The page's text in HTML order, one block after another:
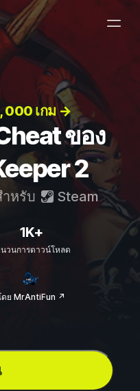
000 เกม →
ของ
2
หรับ Steam
1K+
วนการดาวน์โหลด
ดย MrAntiFun ↗